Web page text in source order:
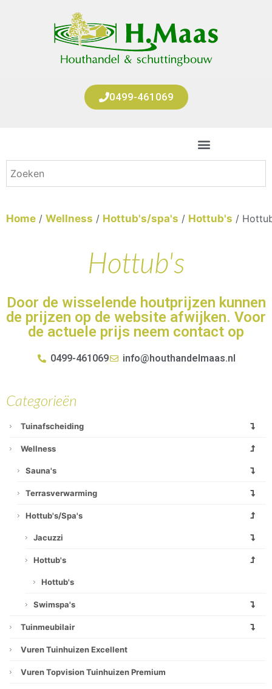
0499-461069
Home / Wellness / Hottub's/spa's / Hottub's /
Hottub's
Door de wisselende houtprijzen kunnen
de prijzen op de website afwijken. Voor
de actuele prijs neem contact op
0499-461069 info@houthandelmaas.nl
Categorieën
Tuinafscheiding
Wellness
Sauna's
Terrasverwarming
Hottub's/spa's
Jacuzzi
Hottub's
Hottub's
Swimspa's
Tuinmeubilair
Vuren Tuinhuizen Excellent
Vuren Topvision Tuinhuizen Premium